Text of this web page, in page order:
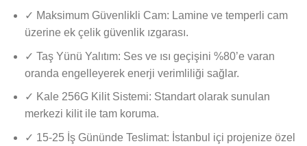
✓ Maksimum Güvenlikli Cam: Lamine ve temperli cam
üzerine ek çelik güvenlik ızgarası.
✓ Taş Yünü Yalıtım: Ses ve ısı geçişini %80’e varan
oranda engelleyerek enerji verimliliği sağlar.
✓ Kale 256G Kilit Sistemi: Standart olarak sunulan
merkezi kilit ile tam koruma.
✓ 15-25 İş Gününde Teslimat: İstanbul içi projenize özel